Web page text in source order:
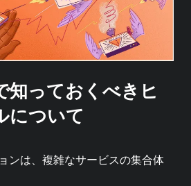
知っておくべきヒ
について
ンは、複雑なサービスの集合体